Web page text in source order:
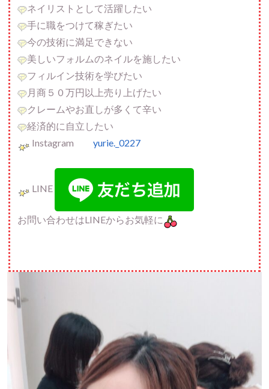
ネイリストとして活躍したい
手に職をつけて稼ぎたい
今の技術に満足できない
美しいフォルムのネイルを施したい
フィルイン技術を学びたい
月商５０万円以上売り上げたい
クレームやお直しが多くて辛い
経済的に自立したい
Instagram yurie._0227
LINE
お問い合わせはLINEからお気軽に